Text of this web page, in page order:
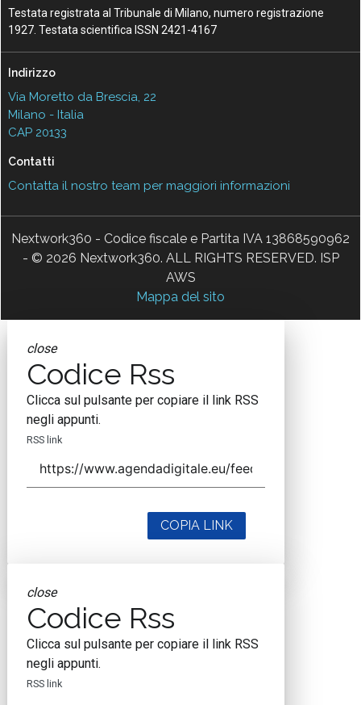
Testata registrata al Tribunale di Milano, numero registrazione
1927. Testata scientifica ISSN 2421-4167
Indirizzo
Via Moretto da Brescia, 22
Milano - Italia
CAP 20133
Contatti
Contatta il nostro team per maggiori informazioni
Nextwork360 - Codice fiscale e Partita IVA 13868590962
- © 2026 Nextwork360. ALL RIGHTS RESERVED. ISP
AWS
Mappa del sito
close
Codice Rss
Clicca sul pulsante per copiare il link RSS
negli appunti.
RSS link
COPIA LINK
close
Codice Rss
Clicca sul pulsante per copiare il link RSS
negli appunti.
RSS link